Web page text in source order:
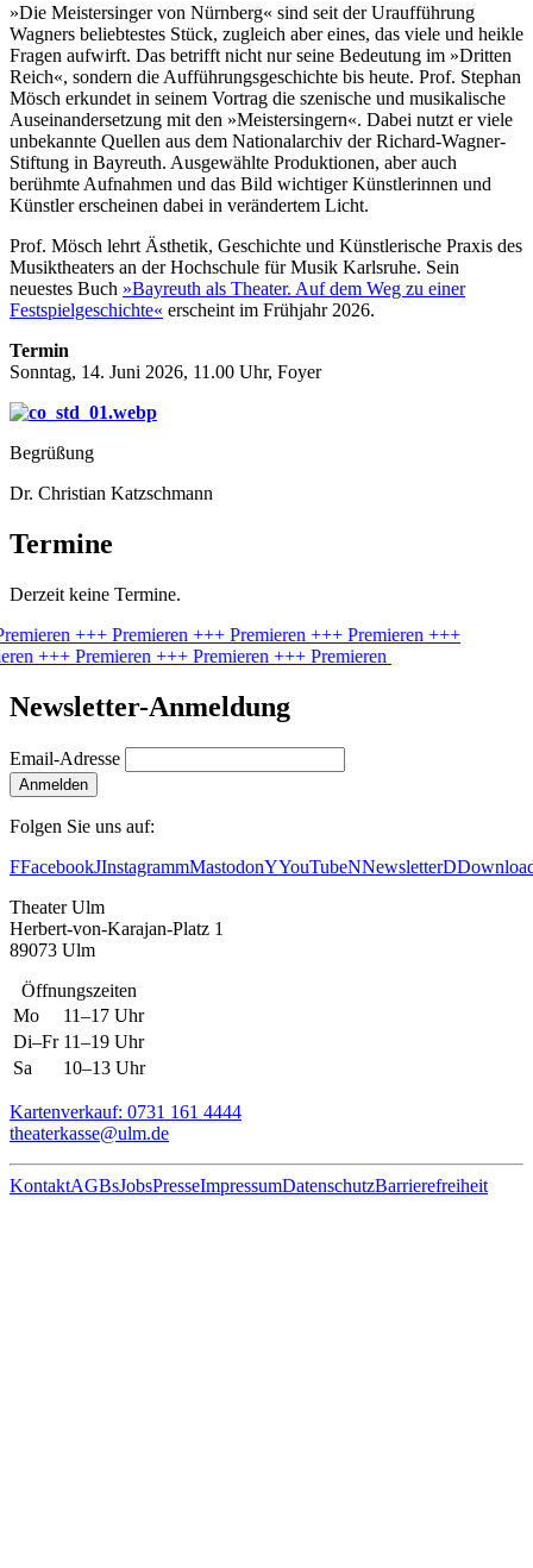
»Die Meistersinger von Nürnberg« sind seit der Uraufführung
Wagners beliebtestes Stück, zugleich aber eines, das viele und heikle
Fragen aufwirft. Das betrifft nicht nur seine Bedeutung im »Dritten
Reich«, sondern die Aufführungsgeschichte bis heute. Prof. Stephan
Mösch erkundet in seinem Vortrag die szenische und musikalische
Auseinandersetzung mit den »Meistersingern«. Dabei nutzt er viele
unbekannte Quellen aus dem Nationalarchiv der Richard-Wagner-
Stiftung in Bayreuth. Ausgewählte Produktionen, aber auch
berühmte Aufnahmen und das Bild wichtiger Künstlerinnen und
Künstler erscheinen dabei in verändertem Licht.
Prof. Mösch lehrt Ästhetik, Geschichte und Künstlerische Praxis des
Musiktheaters an der Hochschule für Musik Karlsruhe. Sein
neuestes Buch »Bayreuth als Theater. Auf dem Weg zu einer
Festspielgeschichte« erscheint im Frühjahr 2026.
Termin
Sonntag, 14. Juni 2026, 11.00 Uhr, Foyer
Begrüßung
Dr. Christian Katzschmann
Termine
Derzeit keine Termine.
+++ Premieren +++ Premieren +++ Premieren +++
+++ Premieren +++ Premieren +++ Premieren
Newsletter-Anmeldung
Email-Adresse
Anmelden
Folgen Sie uns auf:
FFacebookJInstagrammMastodonYYouTubeNNewsletterD
Theater Ulm
Herbert-von-Karajan-Platz 1
89073 Ulm
Öffnungszeiten
Mo
11–17 Uhr
Di–Fr 11–19 Uhr
Sa
10–13 Uhr
Kartenverkauf: 0731 161 4444
theaterkasse@ulm.de
KontaktAGBsJobsPresseImpressumDatenschutzBarrierefreiheit